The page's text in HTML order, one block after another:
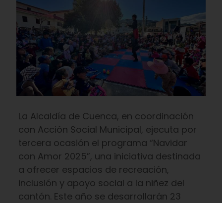
La Alcaldía de Cuenca, en coordinación
con Acción Social Municipal, ejecuta por
tercera ocasión el programa “Navidar
con Amor 2025”, una iniciativa destinada
a ofrecer espacios de recreación,
inclusión y apoyo social a la niñez del
cantón. Este año se desarrollarán 23